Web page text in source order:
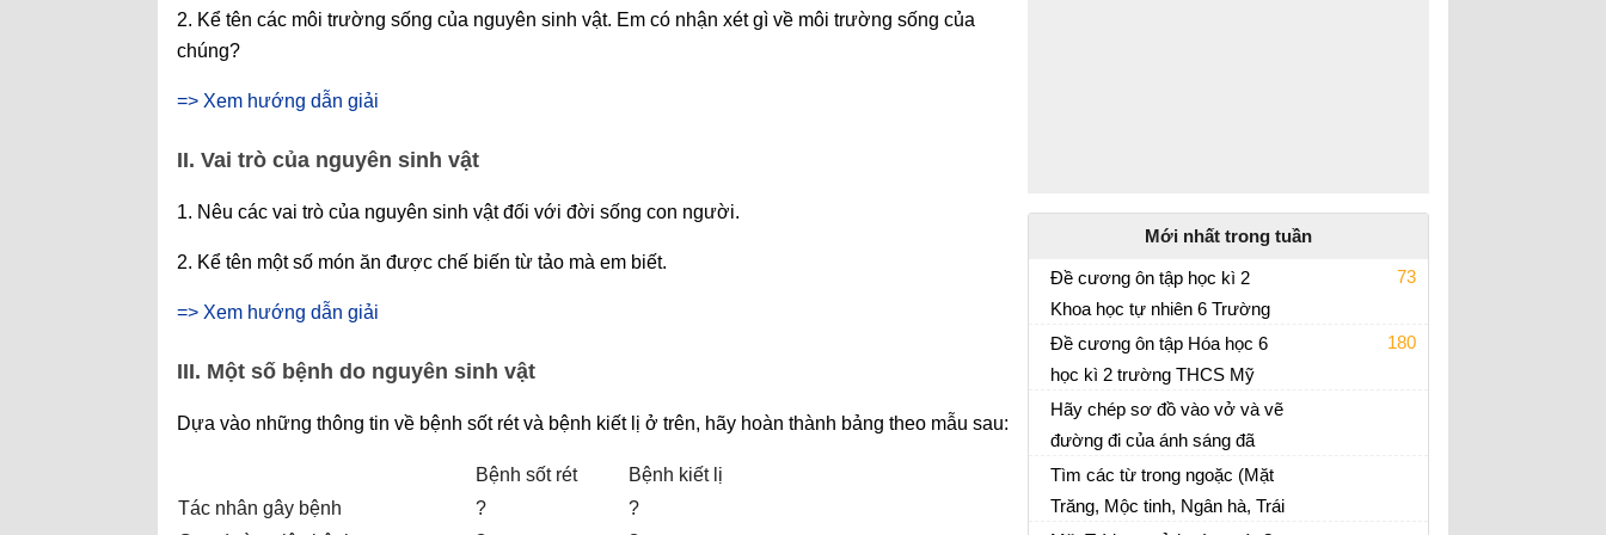
2. Kể tên các môi trường sống của nguyên sinh vật. Em có nhận xét gì về môi trường sống của
chúng?
=> Xem hướng dẫn giải
II. Vai trò của nguyên sinh vật
1. Nêu các vai trò của nguyên sinh vật đối với đời sống con người.
2. Kể tên một số món ăn được chế biến từ tảo mà em biết.
=> Xem hướng dẫn giải
III. Một số bệnh do nguyên sinh vật
Dựa vào những thông tin về bệnh sốt rét và bệnh kiết lị ở trên, hãy hoàn thành bảng theo mẫu sau:
Bệnh sốt rét
Bệnh kiết lị
Tác nhân gây bệnh
?
?
Mới nhất trong tuần
Đề cương ôn tập học kì 2
Khoa học tự nhiên 6 Trường
THCS Mỹ Đình 2 năm 2021 -
2022
73
Đề thi học kì 2 môn KHTN 6
Đề cương ôn tập Hóa học 6
học kì 2 trường THCS Mỹ
Đình 2 năm 2021 - 2022
180
Đề thi giữa kì 2 Hóa 6 - Kết nối tri thức
Hãy chép sơ đồ vào vở và vẽ
đường đi của ánh sáng đã
giúp ta nhìn thấy Hỏa tinh.
Tìm các từ trong ngoặc (Mặt
Trăng, Mộc tinh, Ngân hà, Trái